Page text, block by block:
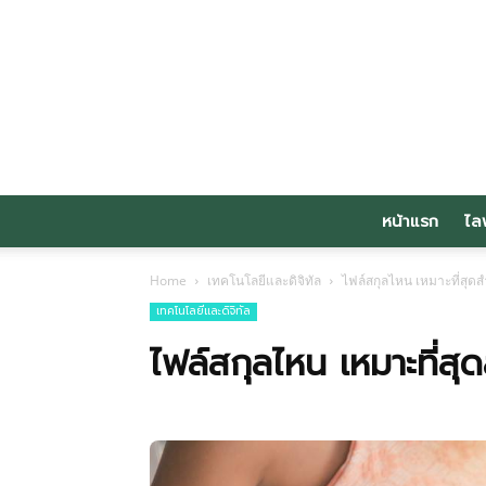
หน้าแรก ไ
Home เทคโนโลยีและดิจิทัล ไฟล์สกุลไหน เหมาะที่สุด
เทคโนโลยีและดิจิทัล
ไฟล์สกุลไหน เหมาะที่